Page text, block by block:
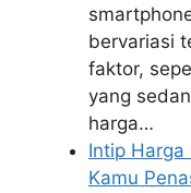
bervariasi
faktor,
yang
harga…
Intip Harga
Kamu